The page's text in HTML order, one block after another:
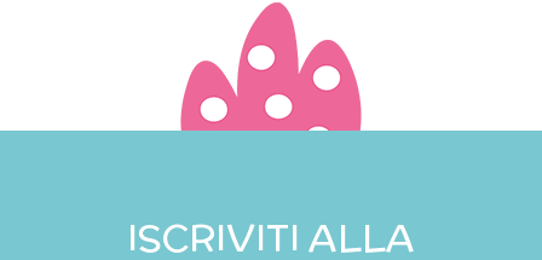
ISCRIVITI ALLA